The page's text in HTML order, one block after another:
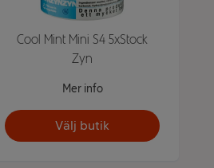
Cool Mint Mini S4 5xStock
Zyn
Mer info
Välj butik